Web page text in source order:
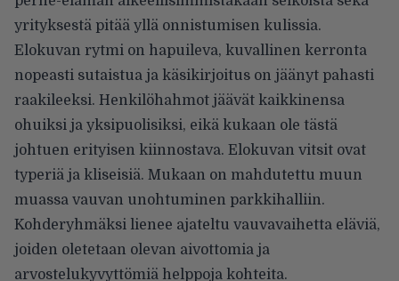
yrityksestä pitää yllä onnistumisen kulissia.
Elokuvan rytmi on hapuileva, kuvallinen kerronta
nopeasti sutaistua ja käsikirjoitus on jäänyt pahasti
raakileeksi. Henkilöhahmot jäävät kaikkinensa
ohuiksi ja yksipuolisiksi, eikä kukaan ole tästä
johtuen erityisen kiinnostava. Elokuvan vitsit ovat
typeriä ja kliseisiä. Mukaan on mahdutettu muun
muassa vauvan unohtuminen parkkihalliin.
Kohderyhmäksi lienee ajateltu vauvavaihetta eläviä,
joiden oletetaan olevan aivottomia ja
arvostelukyvyttömiä helppoja kohteita.